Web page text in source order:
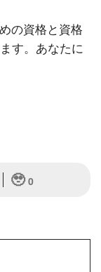
の資格と資格
す。あなたに
🥹 0